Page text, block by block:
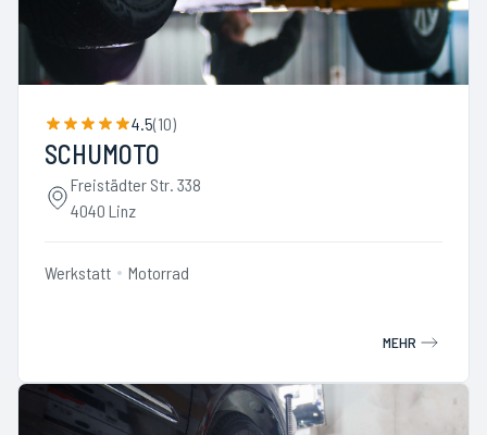
4.5(10)
SCHUMOTO
Freistädter Str. 338
4040 Linz
Werkstatt Motorrad
MEHR